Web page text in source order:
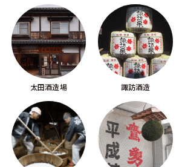
太田酒造場 諏訪酒造